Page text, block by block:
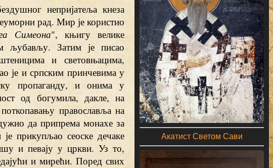
непријатеља кнеза
рад. Мир је користио
Симеона", књигу велике
љубављу. Затим је писао
и световњацима,
је и српским принчевима у
пропаганду, и онима у
од богумила, дакле, на
православља на
да припрема монахе за
прикупљао сеоске дечаке
и певају у цркви. Уз то,
и мирећи. Поред свих
Акатист Светом Сави